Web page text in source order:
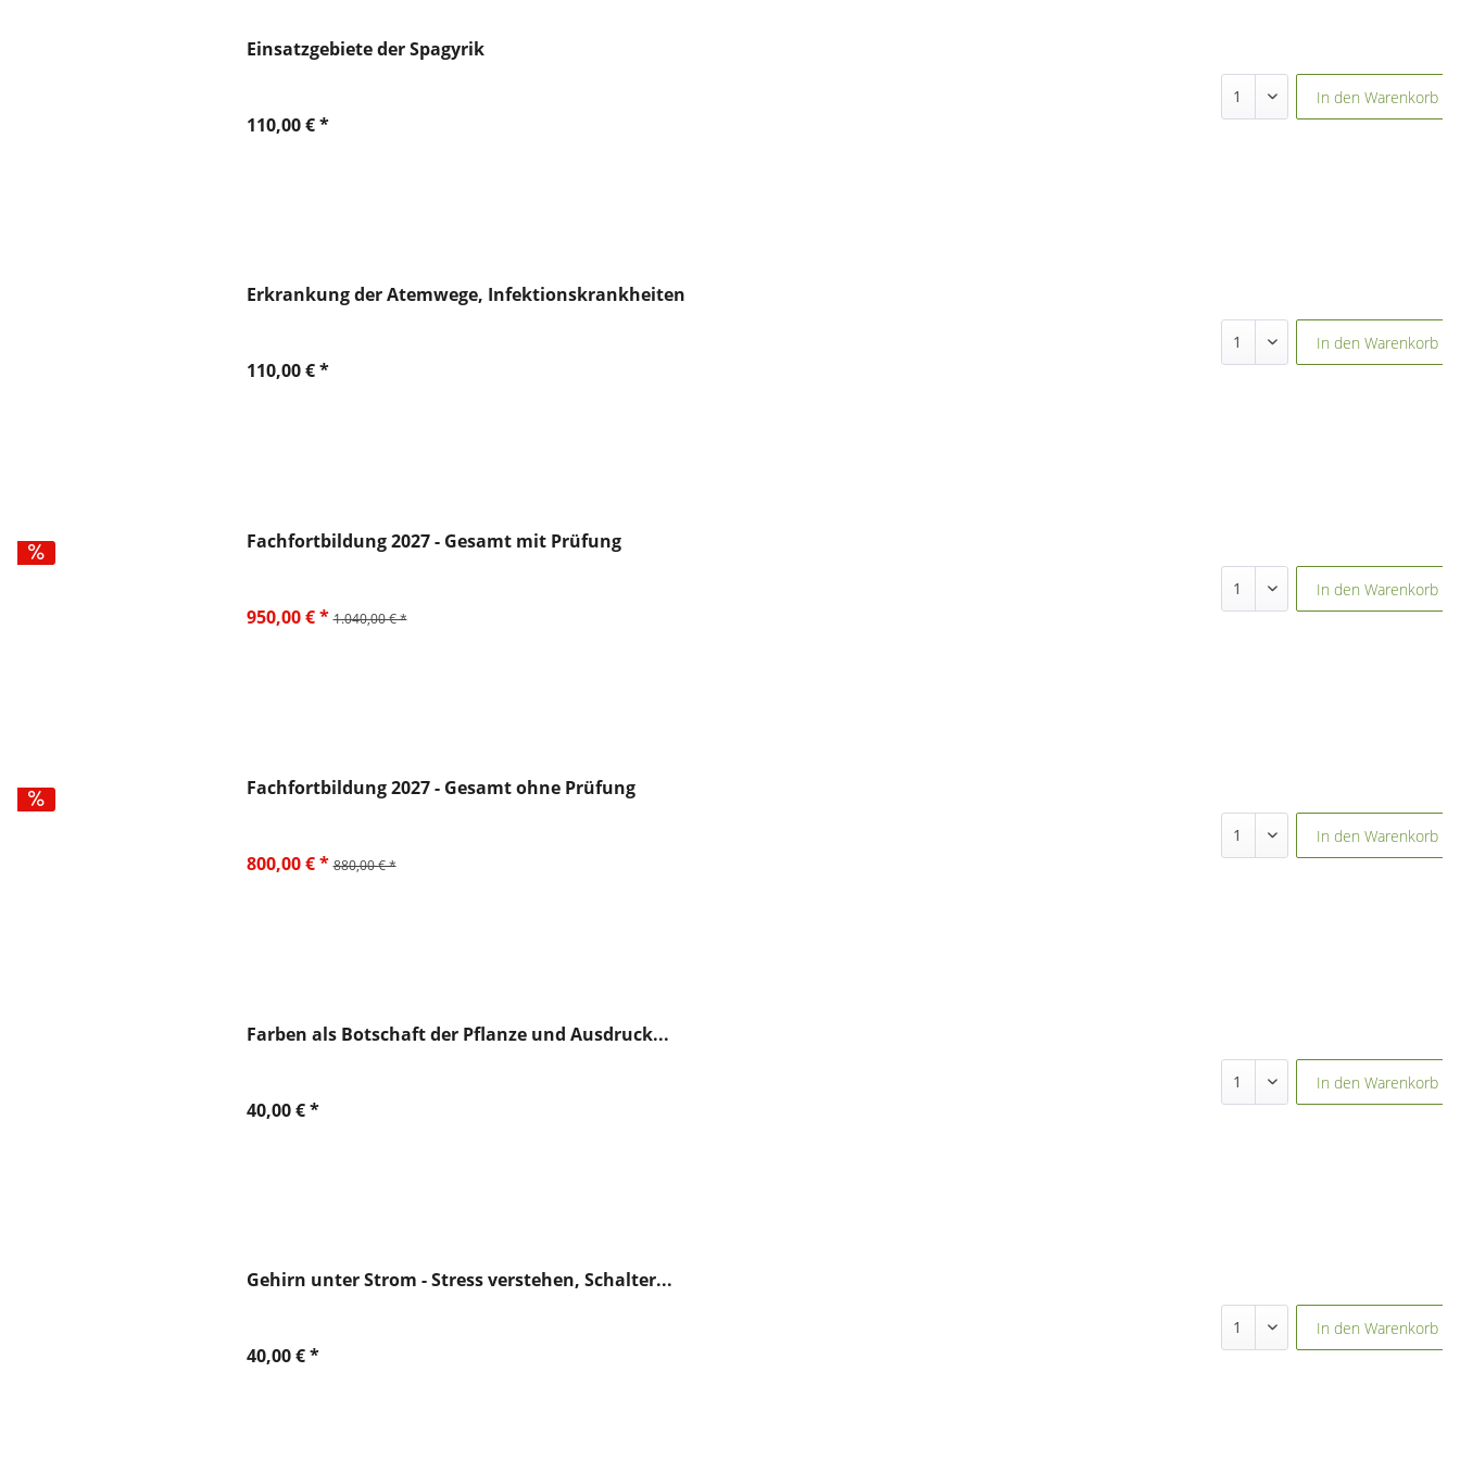
Einsatzgebiete der Spagyrik
110,00 € *
In den Warenkorb
Erkrankung der Atemwege, Infektionskrankheiten
110,00 € *
In den Warenkorb
Fachfortbildung 2027 - Gesamt mit Prüfung
950,00 € * 1.040,00 € *
In den Warenkorb
Fachfortbildung 2027 - Gesamt ohne Prüfung
800,00 € * 880,00 € *
In den Warenkorb
Farben als Botschaft der Pflanze und Ausdruck...
40,00 € *
In den Warenkorb
Gehirn unter Strom - Stress verstehen, Schalter...
40,00 € *
In den Warenkorb